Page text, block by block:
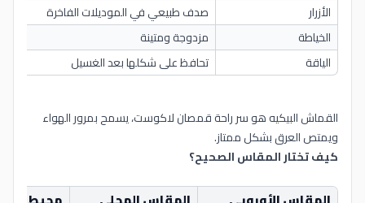
الأزرار
صدف طبيعي في الموديلات الفاخرة
الخياطة
مزدوجة ومتينة
الياقة
تحافظ على شكلها بعد الغسيل
القماش البيكيه هو سر راحة قمصان لاكوست، يسمح بمرور الهواء
ويمتص العرق بشكل ممتاز.
كيف تختار المقاس الصحيح؟